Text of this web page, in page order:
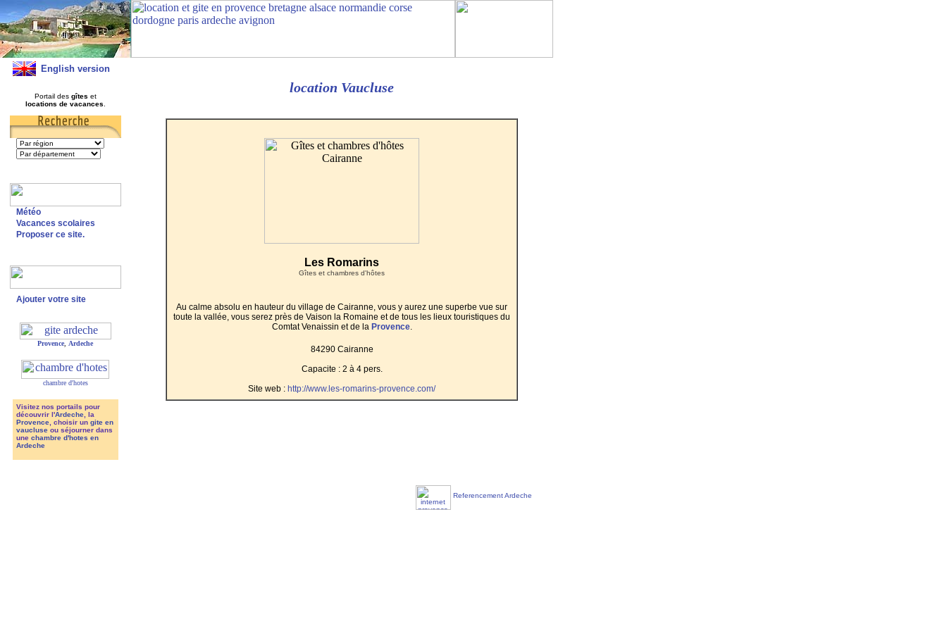
English version
Portail des gîtes et
locations de vacances
Météo
Vacances scolaires
Proposer ce site.
Ajouter votre site
Provence Ardeche
chambre d'hotes
Visitez nos portails pour
découvrir l'Ardeche, la
Provence, choisir un gite en
vaucluseou séjourner dans
une chambre d'hotes en
Ardeche
location Vaucluse
Les Romarins
Gîtes et chambres d'hôtes
Au calme absolu en hauteur du village de Cairanne, vous y aurez une superbe vue sur
toute la vallée, vous serez près de Vaison la Romaine et de tous les lieux touristiques du
Comtat Venaissin et de la Provence.
84290 Cairanne
Capacite : 2 à 4 pers.
Site web : http://www.les-romarins-provence.com/
Referencement Ardeche